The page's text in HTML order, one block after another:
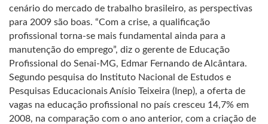
cenário do mercado de trabalho brasileiro, as perspectivas
para 2009 são boas. “Com a crise, a qualificação
profissional torna-se mais fundamental ainda para a
manutenção do emprego”, diz o gerente de Educação
Profissional do Senai-MG, Edmar Fernando de Alcântara.
Segundo pesquisa do Instituto Nacional de Estudos e
Pesquisas Educacionais Anísio Teixeira (Inep), a oferta de
vagas na educação profissional no país cresceu 14,7% em
2008, na comparação com o ano anterior, com a criação de